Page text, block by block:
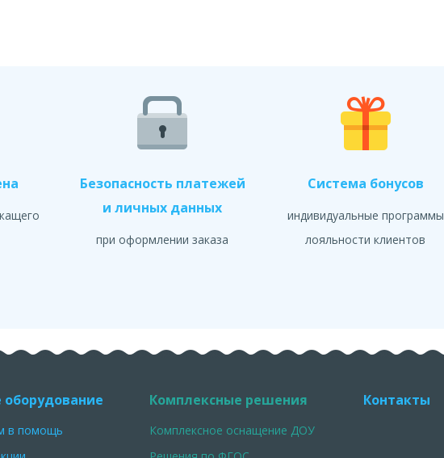
Безопасность платежей
и личных данных
при оформлении заказа
Система бонусов
индивидуальные программы
лояльности клиентов
оборудование
в помощь
Комплексные решения
Комплексное оснащение ДОУ
Контакты